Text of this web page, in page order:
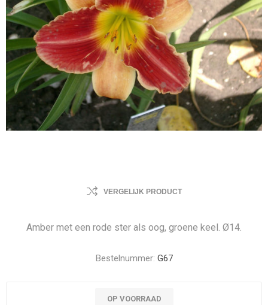
VERGELIJK PRODUCT
Amber met een rode ster als oog, groene keel. Ø14.
Bestelnummer: G67
OP VOORRAAD